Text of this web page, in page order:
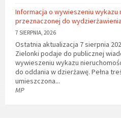
Informacja o wywieszeniu wykazu
przeznaczonej do wydzierżawienia
7 SIERPNIA, 2026
Ostatnia aktualizacja 7 sierpnia
Zielonki podaje do publicznej
wywieszeniu wykazu
do oddania w dzierżawę. Pełna
umieszczona...
MP